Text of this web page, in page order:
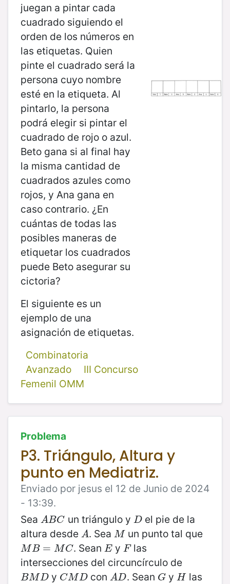
juegan a pintar cada
cuadrado siguiendo el
orden de los números en
las etiquetas. Quien
pinte el cuadrado será la
persona cuyo nombre
esté en la etiqueta. Al
pintarlo, la persona
podrá elegir si pintar el
cuadrado de rojo o azul.
Beto gana si al final hay
la misma cantidad de
cuadrados azules como
rojos, y Ana gana en
caso contrario. ¿En
cuántas de todas las
posibles maneras de
etiquetar los cuadrados
puede Beto asegurar su
cictoria?
El siguiente es un
ejemplo de una
asignación de etiquetas.
Combinatoria
Avanzado
III Concurso
Femenil OMM
Problema
P3. Triángulo, Altura y
punto en Mediatriz.
Enviado por jesus el 12 de Junio de 2024
- 13:39.
Sea ABC
ABC un triángulo y D
Del pie de la
altura desde A
A. Sea M
M un punto tal que
MB = MC
MB= M C . Sean E
E y F
Flas
intersecciones del circuncírculo de
BMD
BMD y CMD
CMD conAD
AD . Sean G
G yH
Hlas